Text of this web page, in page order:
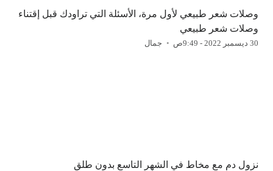
وصلات شعر طبيعي لأول مرة، الأسئلة التي تراودك قبل إقتناء
وصلات شعر طبيعي
30 ديسمبر 2022 - 9:49ص جمال
نزول دم مع مخاط في الشهر التاسع بدون طلق